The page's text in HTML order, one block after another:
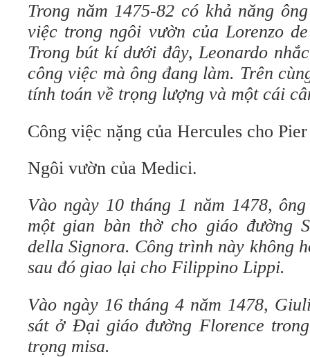
Trong năm 1475-82 có khả năng
việc trong ngôi vườn của Lorenzo
Trong bút kí dưới đây, Leonardo
công việc mà ông đang làm. Trên
tính toán về trọng lượng và một cái
Công việc nặng của Hercules cho
Ngôi vườn của Medici.
Vào ngày 10 tháng 1 năm 1478,
một gian bàn thờ cho giáo đường
della Signora. Công trình này không
sau đó giao lại cho Filippino Lippi.
Vào ngày 16 tháng 4 năm 1478,
sát ở Đại giáo đường Florence
trọng misa.